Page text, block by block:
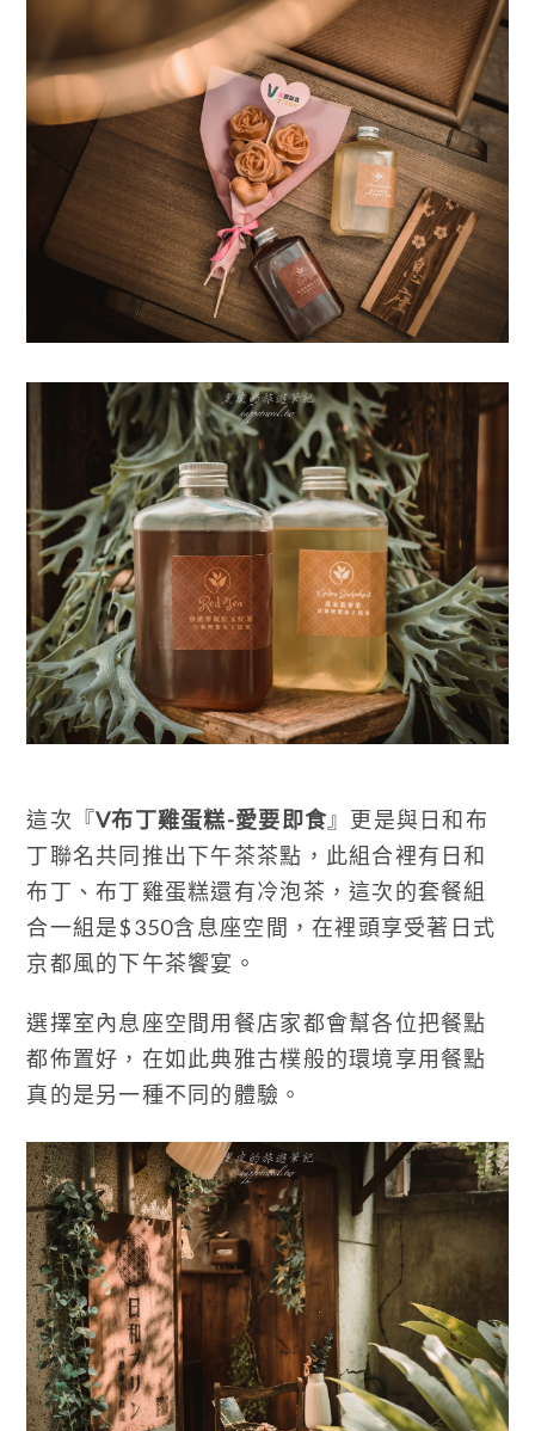
這次『V布丁雞蛋糕-愛要即食 』更是與日和布
丁聯名共同推出下午茶茶點，此組合裡有日和
布丁、布丁雞蛋糕還有冷泡茶，這次的套餐組
合一組是$350含息座空間，在裡頭享受著日式
京都風的下午茶饗宴。
選擇室內息座空間用餐店家都會幫各位把餐點
都佈置好，在如此典雅古樸般的環境享用餐點
真的是另一種不同的體驗。